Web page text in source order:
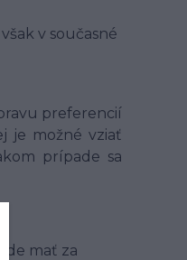
v současné
preferencií
je možné vziať
prípade sa
mať za